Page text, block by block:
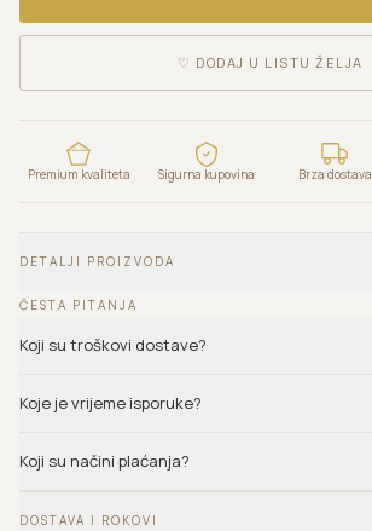
♡ DODAJ U LISTU ŽELJA
Premium kvaliteta Sigurna kupovina Brza dostava
DETALJI PROIZVODA
ČESTA PITANJA
Koji su troškovi dostave?
Koje je vrijeme isporuke?
Koji su načini plaćanja?
DOSTAVA I ROKOVI